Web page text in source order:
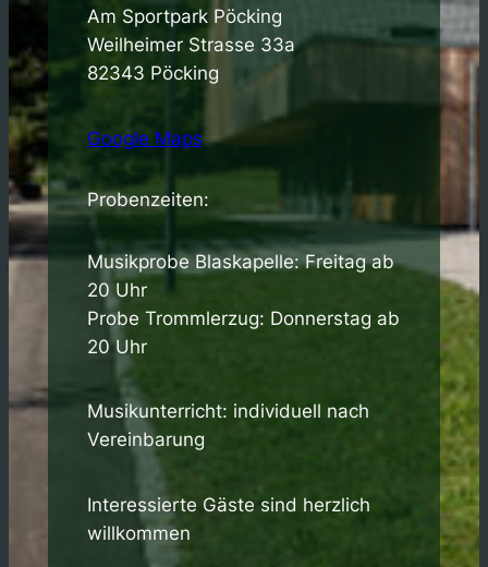
Am Sportpark Pöcking
Weilheimer Strasse 33a
82343 Pöcking
Google Maps
Probenzeiten:
Musikprobe Blaskapelle: Freitag ab
20 Uhr
Probe Trommlerzug: Donnerstag ab
20 Uhr
Musikunterricht: individuell nach
Vereinbarung
Interessierte Gäste sind herzlich
willkommen